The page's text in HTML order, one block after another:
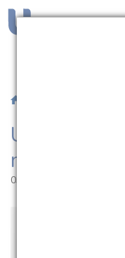
UCPel abre
monitores
03.03.2022 | 10:19